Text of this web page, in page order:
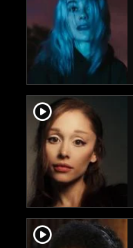
player2
player2